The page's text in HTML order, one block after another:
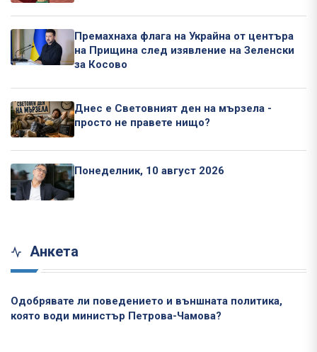
Премахнаха флага на Украйна от центъра
на Прищина след изявление на Зеленски
за Косово
Днес е Световният ден на мързела -
просто не правете нищо?
Понеделник, 10 август 2026
Анкета
Одобрявате ли поведението и външната политика,
която води министър Петрова-Чамова?